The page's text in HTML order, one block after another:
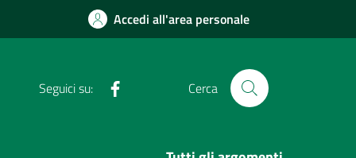
Accedi all'area personale
Seguici su: Cerca